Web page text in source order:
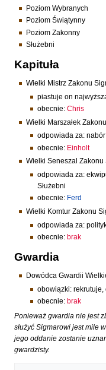
Poziom Wybranych
Poziom Świątynny
Poziom Zakonny
Służebni
Kapituła
Wielki Mistrz Zakonu
piastuje on
obecnie:Chris
Wielki Marszałek
odpowiada za:
obecnie: Einholt
Wielki Seneszal Zakonu
odpowiada za:
Służebni
obecnie: Ferd
Wielki Komtur Zakonu
odpowiada za:
obecnie:brak
Gwardia
Dowódca Gwardii
obowiązki:
obecnie: brak
Ponieważ gwardia nie jest
służyć Sigmarowi jest mile
jego oddanie zostanie
gwardzisty.